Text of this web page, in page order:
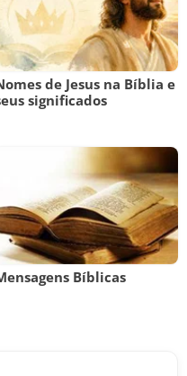
de Jesus na Bíblia e
significados
Bíblicas